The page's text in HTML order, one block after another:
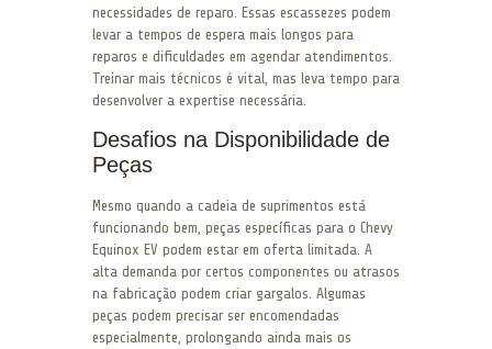
necessidades de reparo. Essas escassezes podem
levar a tempos de espera mais longos para
reparos e dificuldades em agendar atendimentos.
Treinar mais técnicos é vital, mas leva tempo para
desenvolver a expertise necessária.
Desafios na Disponibilidade de
Peças
Mesmo quando a cadeia de suprimentos está
funcionando bem, peças específicas para o Chevy
Equinox EV podem estar em oferta limitada. A
alta demanda por certos componentes ou atrasos
na fabricação podem criar gargalos. Algumas
peças podem precisar ser encomendadas
especialmente, prolongando ainda mais os